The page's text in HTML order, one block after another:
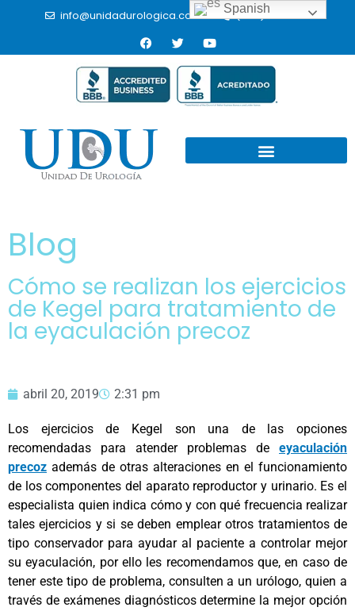
info@unidadurologica.com.mx (664) 9766433
Blog
Cómo se realizan los ejercicios
de Kegel para tratamiento de
la eyaculación precoz
abril 20, 2019 2:31 pm
Los ejercicios de Kegel son una de las opciones
recomendadas para atender problemas de eyaculación
precoz además de otras alteraciones en el funcionamiento
de los componentes del aparato reproductor y urinario. Es el
especialista quien indica cómo y con qué frecuencia realizar
tales ejercicios y si se deben emplear otros tratamientos de
tipo conservador para ayudar al paciente a controlar mejor
su eyaculación, por ello les recomendamos que, en caso de
tener este tipo de problema, consulten a un urólogo, quien a
través de exámenes diagnósticos determine la mejor opción
Spanish